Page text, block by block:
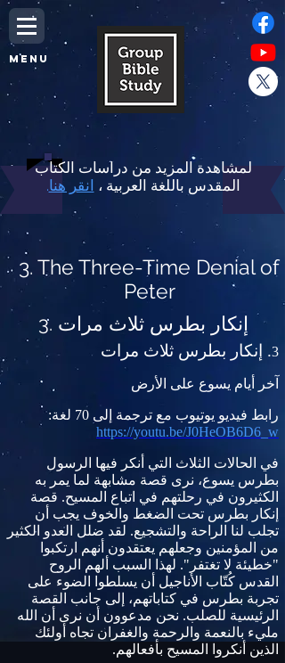
MENU
لمشاهدة المزيد من دراسات الكتاب
المقدس باللغة العربية ، انقر هنا.
3. The Three-Time Denial of
Peter
3. إنكار بطرس ثلاث مرات
3. إنكار بطرس ثلاث مرات
آخر أيام يسوع على الأرض
رابط فيديو يوتيوب مع ترجمة إلى 70 لغة:
https://youtu.be/J0HeOB6D6_w
في الحالات الثلاث التي أنكر فيها الرسول
بطرس يسوع، نرى قصة مشابهة لما يمر به
الكثيرون في رحلتهم في اتباع المسيح. قصة
إنكار بطرس تحت الضغط والخوف يجب أن
تجلب لنا الراحة والتشجيع. لقد ضلل العدو الكثير
من المؤمنين وجعلهم يعتقدون أنهم ارتكبوا
"خطيئة لا تغتفر". لهذا السبب ألهم الروح
القدس كُتّاب الأناجيل أن يسلطوا الضوء على
تجربة بطرس في كتاباتهم، إلى جانب القصة
الرئيسية للصلب. نحن مدعوون أن نرى أن الله
مليء بالنعمة والرحمة والغفران تجاه أولئك
الذين أنكروا المسيح بأفعالهم.